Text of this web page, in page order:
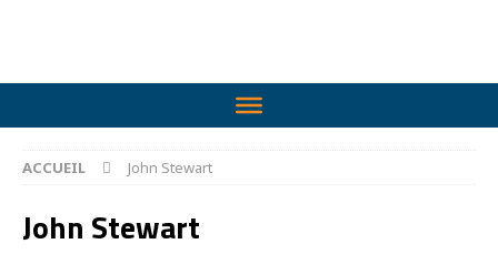
ACCUEIL John Stewart
John Stewart